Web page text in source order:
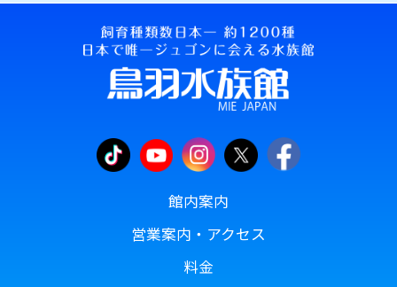
館内案内
営業案内・アクセス
料金